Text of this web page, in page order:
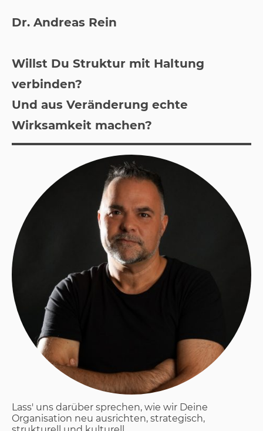
Dr. Andreas Rein
Willst Du Struktur mit Haltung
verbinden?
Und aus Veränderung echte
Wirksamkeit machen?
Lass' uns darüber sprechen, wie wir Deine
Organisation neu ausrichten, strategisch,